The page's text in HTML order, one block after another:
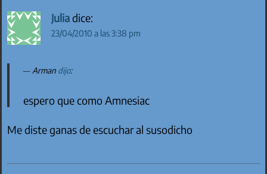
Juliadice:
23/04/2010 a las 3:38 pm
Arman dijo:
espero que como Amnesiac
Me diste ganas de escuchar al susodicho